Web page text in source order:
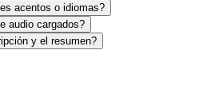
acentos o idiomas?
audio cargados?
y el resumen?